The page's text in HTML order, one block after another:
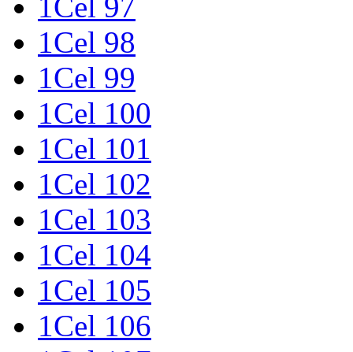
1Cel 98
1Cel 99
1Cel 100
1Cel 101
1Cel 102
1Cel 103
1Cel 104
1Cel 105
1Cel 106